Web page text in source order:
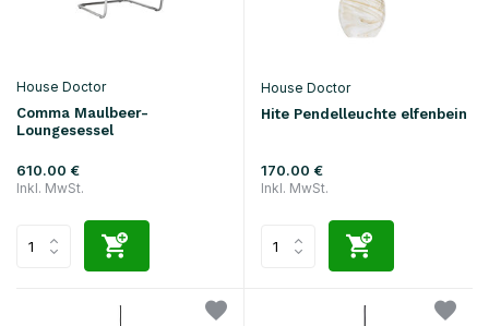
House Doctor
Comma Maulbeer-
Loungesessel
610.00 €
Inkl. MwSt.
House Doctor
Hite Pendelleuchte elfenbein
170.00 €
Inkl. MwSt.